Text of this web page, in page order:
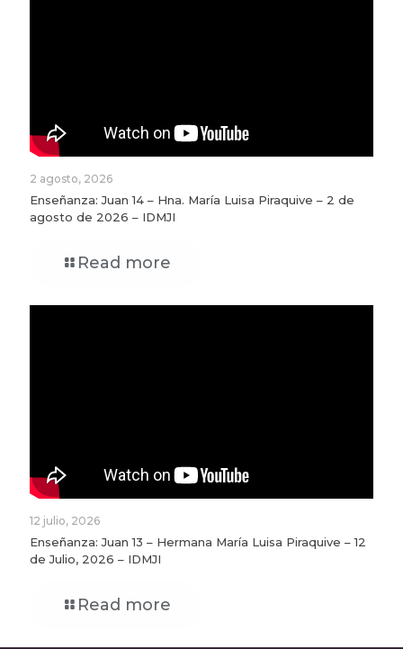
2 agosto, 2026
Enseñanza: Juan 14 – Hna. María Luisa Piraquive – 2 de
agosto de 2026 – IDMJI
Read more
12 julio, 2026
Enseñanza: Juan 13 – Hermana María Luisa Piraquive – 12
de Julio, 2026 – IDMJI
Read more